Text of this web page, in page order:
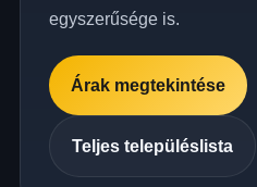
egyszerűsége is.
Árak megtekintése
Teljes településlista